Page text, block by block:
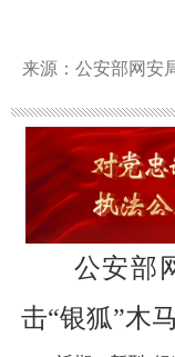
来源：公安部网安
公安部
击“银狐”木